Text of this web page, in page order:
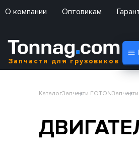
О компании Оптовикам
Запчасти для грузовиков
КаталогЗапчасти FOTON